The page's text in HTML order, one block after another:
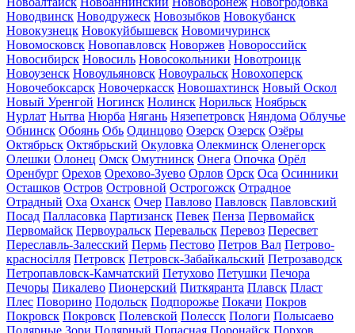
Новодвинск Новодружеск Новозыбков Новокубанск
Новокузнецк Новокуйбышевск Новомичуринск
Новомосковск Новопавловск Новоржев Новороссийск
Новосибирск Новосиль Новосокольники Новотроицк
Новоузенск Новоульяновск Новоуральск Новохоперск
Новочебоксарск Новочеркасск Новошахтинск Новый Оскол
Новый Уренгой Ногинск Нолинск Норильск Ноябрьск
Нурлат Нытва Нюрба Нягань Нязепетровск Няндома Облучье
Обнинск Обоянь Обь Одинцово Озерск Озерск Озёры
Октябрьск Октябрьский Окуловка Олекминск Оленегорск
Олешки Олонец Омск Омутнинск Онега Опочка Орёл
Оренбург Орехов Орехово-Зуево Орлов Орск Оса Осинники
Осташков Остров Островной Острогожск Отрадное
Отрадный Оха Оханск Очер Павлово Павловск Павловский
Посад Палласовка Партизанск Певек Пенза Первомайск
Первомайск Первоуральск Перевальск Перевоз Пересвет
Переславль-Залесский Пермь Пестово Петров Вал Петрово-
красносілля Петровск Петровск-Забайкальский Петрозаводск
Петропавловск-Камчатский Петухово Петушки Печора
Печоры Пикалево Пионерский Питкяранта Плавск Пласт
Плес Поворино Подольск Подпорожье Покачи Покров
Покровск Покровск Полевской Полесск Пологи Полысаево
Полярные Зори Полярный Попасная Поронайск Порхов